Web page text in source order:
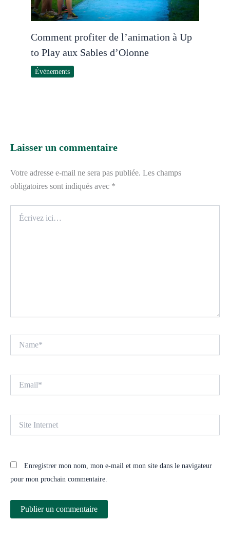
Comment profiter de l’animation à Up
to Play aux Sables d’Olonne
Événements
Laisser un commentaire
Votre adresse e-mail ne sera pas publiée. Les champs
obligatoires sont indiqués avec *
ici…
Internet
Enregistrer mon nom, mon e-mail et mon site dans le navigateur
pour mon prochain commentaire.